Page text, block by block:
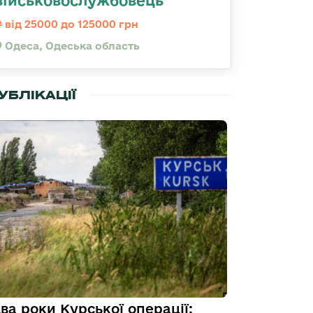
від 25000 до 125000 грн
Одеса, Одеська область
роки Курської операції: